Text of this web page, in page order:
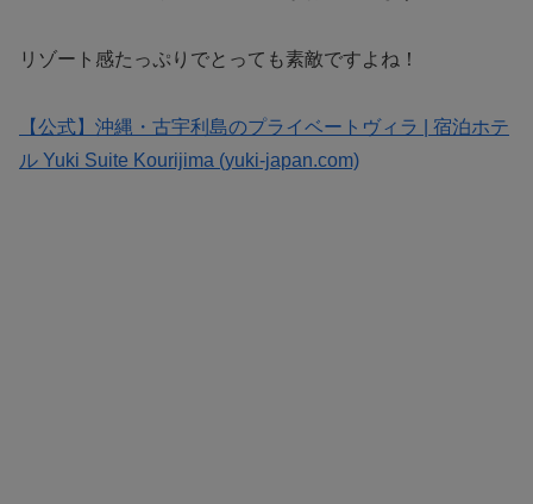
リゾート感たっぷりでとっても素敵ですよね！
【公式】沖縄・古宇利島のプライベートヴィラ | 宿泊ホテ
ル Yuki Suite Kourijima (yuki-japan.com)